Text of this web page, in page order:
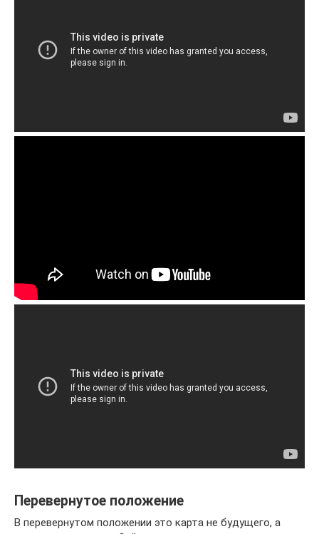
Перевернутое положение
В перевернутом положении это карта не будущего, а